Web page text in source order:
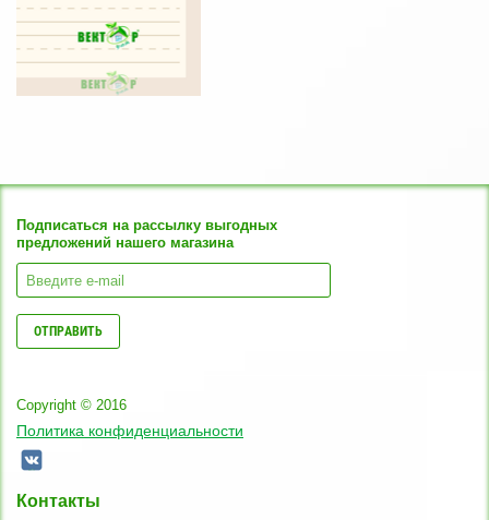
Подписаться на рассылку выгодных
предложений нашего магазина
ОТПРАВИТЬ
Copyright © 2016
Политика конфиденциальности
Контакты